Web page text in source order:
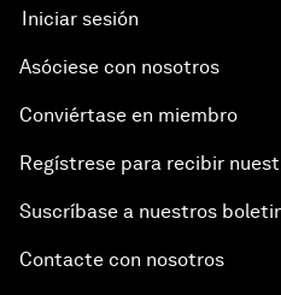
Iniciar sesión
Asóciese con nosotros
Conviértase en miembro
Regístrese para recibir
Suscríbase a nuestros
Contacte con nosotros